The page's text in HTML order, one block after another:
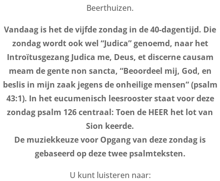
Beerthuizen.
Vandaag is het de vijfde zondag in de 40-dagentijd. Die
zondag wordt ook wel “Judica” genoemd, naar het
Introïtusgezang Judica me, Deus, et discerne causam
meam de gente non sancta, “Beoordeel mij, God, en
beslis in mijn zaak jegens de onheilige mensen” (psalm
43:1). In het eucumenisch leesrooster staat voor deze
zondag psalm 126 centraal: Toen de HEER het lot van
Sion keerde.
De muziekkeuze voor Opgang van deze zondag is
gebaseerd op deze twee psalmteksten.
U kunt luisteren naar: